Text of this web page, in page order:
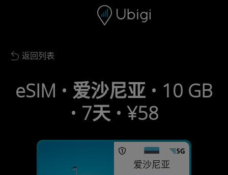
Back to list
返回列表
eSIM • 爱沙尼亚 • 10 GB
• 7天 • ¥58
爱沙尼亚